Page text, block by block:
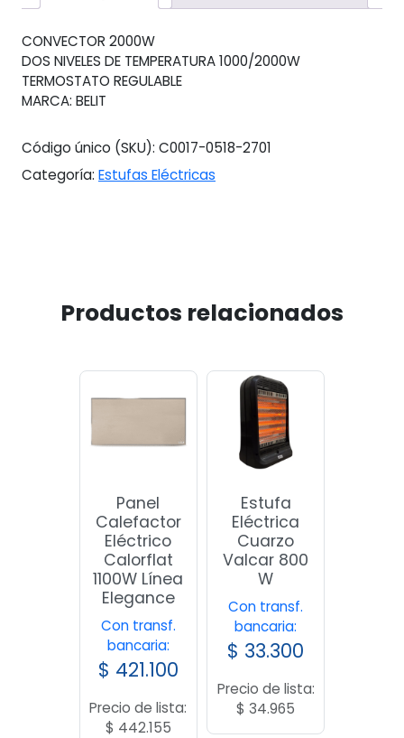
Termostato
CONVECTOR 2000W
DOS NIVELES DE TEMPERATURA 1000/2000W
TERMOSTATO REGULABLE
MARCA: BELIT
Código único (SKU): C0017-0518-2701
Categoría: Estufas Eléctricas
Productos relacionados
Panel
Calefactor
Eléctrico
Calorflat
1100W Línea
Elegance
Con transf.
bancaria:
$ 421.100
Precio de lista:
$ 442.155
Estufa
Eléctrica
Cuarzo
Valcar 800
W
Con transf.
bancaria:
$ 33.300
Precio de lista:
$ 34.965